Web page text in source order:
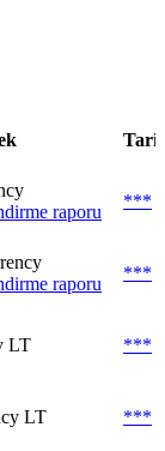
raporu
***
raporu
***
LT ***
LT ***